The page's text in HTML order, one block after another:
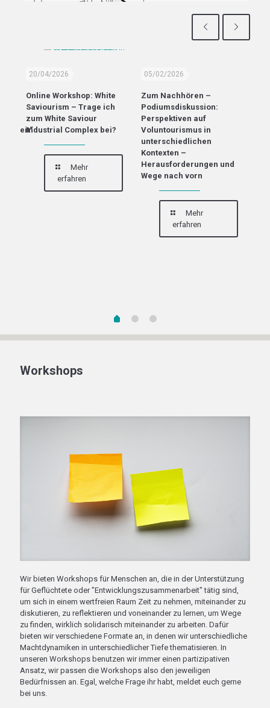
20/04/2026
Online Workshop: White
Saviourism – Trage ich
zum White Saviour
Industrial Complex bei?
Mehr
erfahren
05/02/2026
Zum Nachhören –
Podiumsdiskussion:
Perspektiven auf
Voluntourismus in
unterschiedlichen
Kontexten –
Herausforderungen und
Wege nach vorn
Mehr
erfahren
Workshops
Wir bieten Workshops für Menschen an, die in der Unterstützung
für Geflüchtete oder "Entwicklungszusammenarbeit" tätig sind,
um sich in einem wertfreien Raum Zeit zu nehmen, miteinander zu
diskutieren, zu reflektieren und voneinander zu lernen, um Wege
zu finden, wirklich solidarisch miteinander zu arbeiten. Dafür
bieten wir verschiedene Formate an, in denen wir unterschiedliche
Machtdynamiken in unterschiedlicher Tiefe thematisieren. In
unseren Workshops benutzen wir immer einen partizipativen
Ansatz, wir passen die Workshops also den jeweiligen
Bedürfnissen an. Egal, welche Frage ihr habt, meldet euch gerne
bei uns.